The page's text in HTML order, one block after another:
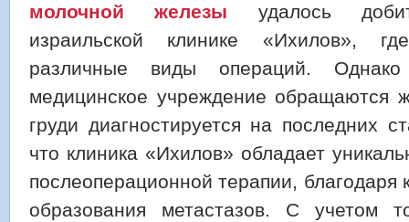
молочной железы удалось
израильской клинике «Ихилов»,
различные виды операций.
медицинское учреждение обращаются
груди диагностируется на последних
что клиника «Ихилов» обладает
послеоперационной терапии, благодаря
образования метастазов. С учетом